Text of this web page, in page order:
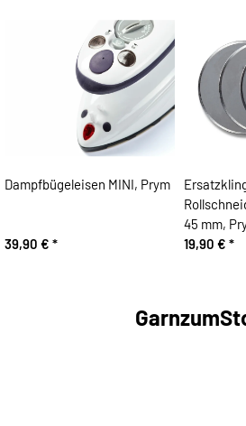
Dampfbügeleisen MINI, Prym
39,90 € *
45 mm,
19,90 € *